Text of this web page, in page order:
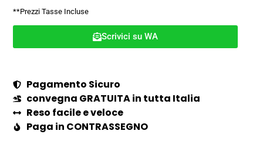
**Prezzi Tasse Incluse
Scrivici su WA
Pagamento Sicuro
convegna GRATUITA in tutta Italia
Reso facile e veloce
Paga in CONTRASSEGNO